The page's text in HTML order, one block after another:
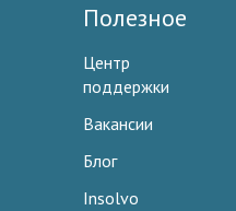
Полезное
Центр
поддержки
Вакансии
Блог
Insolvo